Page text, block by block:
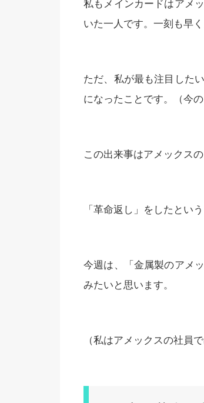
私もメインカードはアメ
いた一人です。一刻も早
ただ、私が最も注目した
になったことです。（今
この出来事はアメックス
「革命返し」をしたとい
今週は、「金属製のアメ
みたいと思います。
（私はアメックスの社員